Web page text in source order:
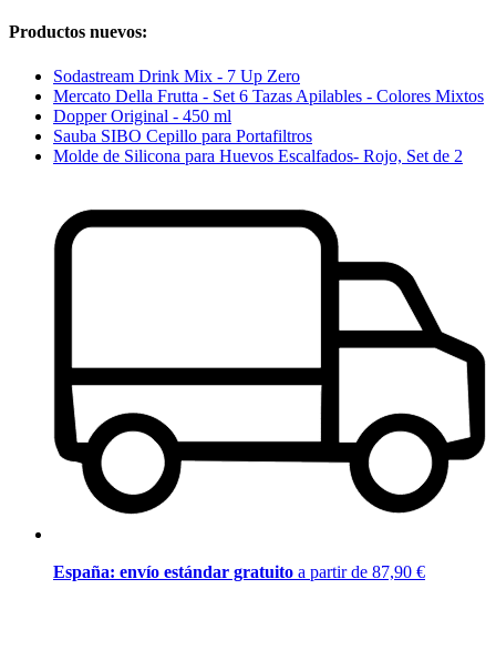
Productos nuevos:
Sodastream Drink Mix - 7 Up Zero
Mercato Della Frutta - Set 6 Tazas Apilables - Colores Mixtos
Dopper Original - 450 ml
Sauba SIBO Cepillo para Portafiltros
Molde de Silicona para Huevos Escalfados- Rojo, Set de 2
España: envío estándar gratuito a partir de 87,90 €